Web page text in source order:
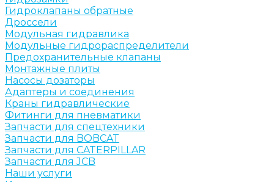
Гидроклапаны обратные
Дроссели
Модульная гидравлика
Модульные гидрораспределители
Предохранительные клапаны
Монтажные плиты
Насосы дозаторы
Адаптеры и соединения
Краны гидравлические
Фитинги для пневматики
Запчасти для спецтехники
Запчасти для BOBCAT
Запчасти для CATERPILLAR
Запчасти для JCB
Наши услуги